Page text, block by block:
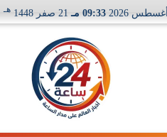
09:33 مـ 21 صفر 1448 هـ